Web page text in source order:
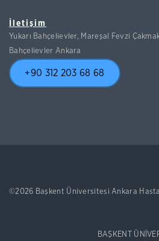
İletişim
Yukarı Bahçelievler, Mareşal Fevzi
Bahçelievler Ankara
+90 312 203 68 68
©2026 Başkent Üniversitesi Ankara
BAŞKENT